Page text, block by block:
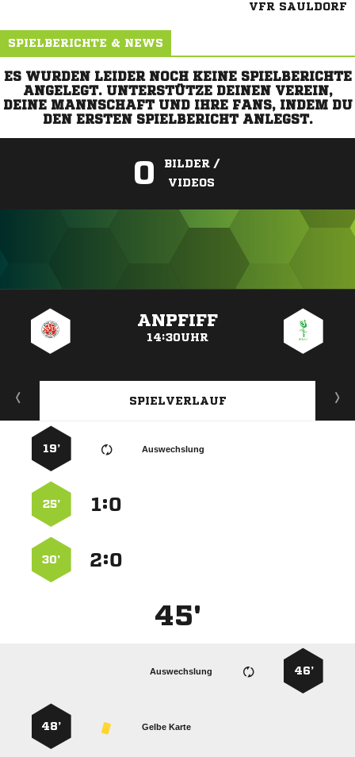
VFR SAULDORF
SPIELBERICHTE & NEWS
ES WURDEN LEIDER NOCH KEINE SPIELBERICHTE
ANGELEGT. UNTERSTÜTZE DEINEN VEREIN,
DEINE MANNSCHAFT UND IHRE FANS, INDEM DU
DEN ERSTEN SPIELBERICHT ANLEGST.
0
BILDER /
VIDEOS
ANPFIFF
14:30UHR
SPIELVERLAUF
Auswechslung
19’
:
25’
:
30’
45'
46’
Auswechslung
Gelbe Karte
48’